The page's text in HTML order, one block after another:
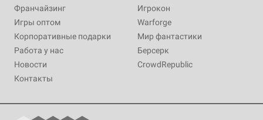
Франчайзинг
Игры оптом
Корпоративные подарки
Работа у нас
Новости
Контакты
Игрокон
Warforge
Мир фантастики
Берсерк
CrowdRepublic